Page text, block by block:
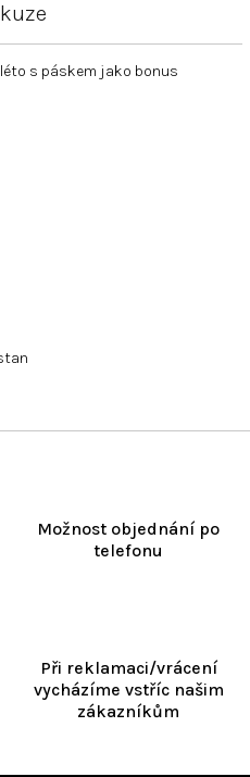
Možnost objednání po
telefonu
Při reklamaci/vrácení
vycházíme vstříc našim
zákazníkům
s páskem jako bonus